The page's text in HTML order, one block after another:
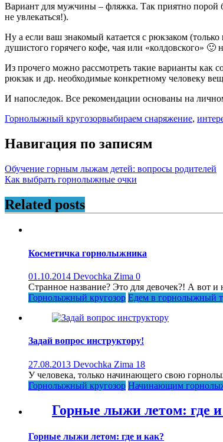
Вариант для мужчины – фляжка. Так приятно порой
не увлекаться!).
Ну а если ваш знакомый катается с рюкзаком
душистого горячего кофе, чая или «колдовского» 🙂
Из прочего можно рассмотреть такие варианты
рюкзак и др. необходимые конкретному человеку
И напоследок. Все рекомендации основаны на
Горнолыжный кругозорвыбираем снаряжение,
Навигация по записям
Обучение горным лыжам детей: вопросы родителей
Как выбрать горнолыжные очки
Related posts
Косметичка горнолыжника
01.10.2014 Devochka Zima 0
Странное название? Это для девочек?! А вот и
Горнолыжный кругозор Едем в горнолыжный
Задай вопрос инструктору!
27.08.2013 Devochka Zima 18
У человека, только начинающего свою
Горнолыжный кругозор Начинающим
Горные лыжи летом: где
Горные лыжи летом: где и как?